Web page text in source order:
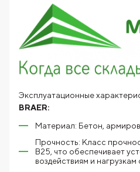
Эксплуатационные
BRAER:
Материал: Бетон,
Прочность: Класс
В25, что обеспечивает
воздействиям и